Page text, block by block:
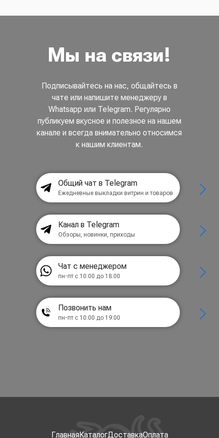
Мы на связи!
Подписывайтесь на нас, общайтесь в
чате или напишите менеджеру в
Whatsapp или Telegram. Регулярно
публикуем вкусное и полезное на нашем
канале и всегда внимательно относимся
к нашим клиентам.
Общий чат в Telegram
Ежедневные выкладки витрин и товаров
Канал в Telegram
Обзоры, новинки, приходы
Чат с менеджером
пн-пт с 10:00 до 18:00
Позвонить нам
пн-пт с 10:00 до 19:00
ГлавнаяКаталогДоставкаОплата